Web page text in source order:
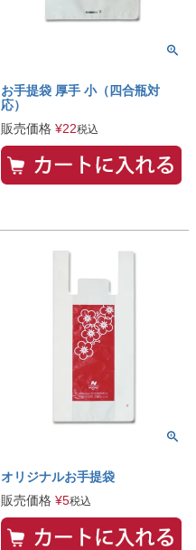
お手提袋 厚手 小（四合瓶対
応）
販売価格 ¥22税込
オリジナルお手提袋
販売価格 ¥5税込